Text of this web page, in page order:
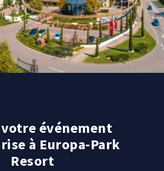
votre événement
à Europa-Park
Resort